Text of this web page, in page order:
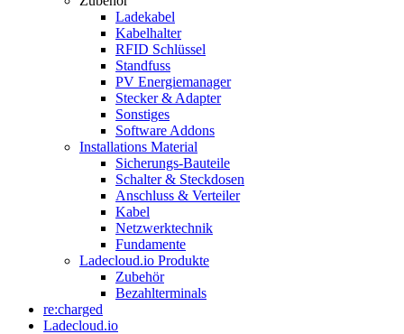
Ladekabel
Kabelhalter
RFID Schlüssel
Standfuss
PV Energiemanager
Stecker & Adapter
Sonstiges
Software Addons
Installations Material
Sicherungs-Bauteile
Schalter & Steckdosen
Anschluss & Verteiler
Kabel
Netzwerktechnik
Fundamente
Ladecloud.io Produkte
Zubehör
Bezahlterminals
re:charged
Ladecloud.io